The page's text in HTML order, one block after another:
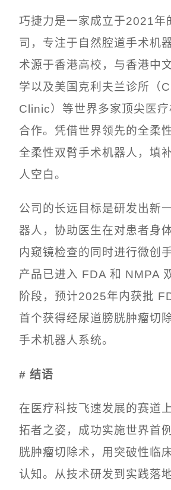
巧捷力是一家成立于2021年
司，专注于自然腔道手术机
术源于香港高校，与香港中
学以及美国克利夫兰诊所（
Clinic）等世界多家顶尖医
合作。凭借世界领先的全柔
全柔性双臂手术机器人，填
人空白。
公司的长远目标是研发出新
器人，协助医生在对患者身
内窥镜检查的同时进行微创
产品已进入 FDA 和 NMPA
阶段，预计2025年内获批
首个获得经尿道膀胱肿瘤切
手术机器人系统。
# 结语
在医疗科技飞速发展的赛道
拓者之姿，成功实施世界首
胱肿瘤切除术，用突破性临
认知。从技术研发到实践落